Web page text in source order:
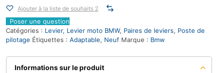
Ajouter à la liste de souhaits 2
Poser une question
Catégories : Levier, Levier moto BMW, Paires de leviers, Poste de
pilotage Étiquettes : Adaptable, Neuf Marque : Bmw
Informations sur le produit